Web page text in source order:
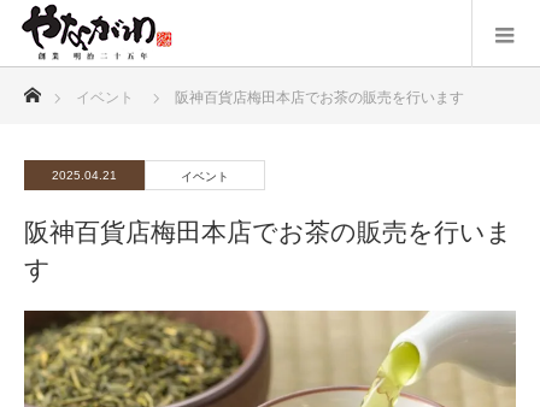
イベント 阪神百貨店梅田本店でお茶の販売を行います
2025.04.21 イベント
阪神百貨店梅田本店でお茶の販売を行いま
す